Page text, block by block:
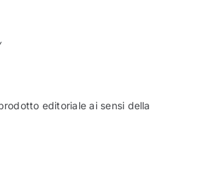
editoriale ai sensi della